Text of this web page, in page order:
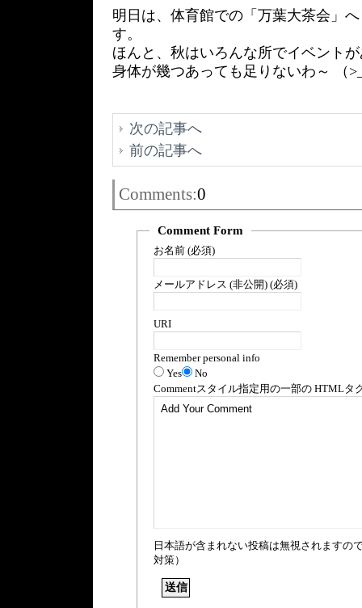
明日は、体育館での「万葉大茶会」
す。
ほんと、秋はいろんな所でイベント
身体が幾つあっても足りないわ～
次の記事へ
前の記事へ
Comments:0
Comment Form
お名前 (必須)
メールアドレス (非公開) (必須)
URI
Remember personal info
Yes
No
Commentスタイル指定用の一部の HTMLタ
日本語が含まれない投稿は無視されますの
対策）